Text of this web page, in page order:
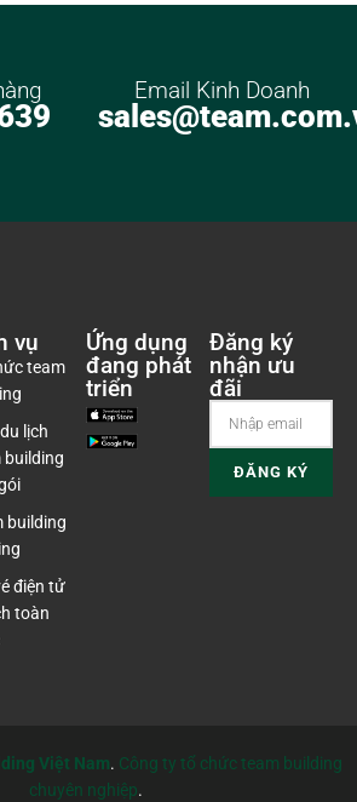
Email Kinh Doanh
vụ
team
lịch
building
building
điện tử
toàn
Ứng dụng
đang phát
triển
Đăng ký
nhận ưu
đãi
Việt Nam. Công ty tổ chức team building
chuyên nghiệp.